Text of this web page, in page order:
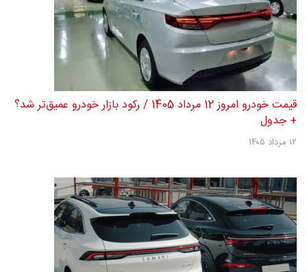
قیمت خودرو امروز 12 مرداد 1405 / رکود بازار خودرو عمیق‌تر شد؟
+ جدول
۱۲ مرداد ۱۴۰۵